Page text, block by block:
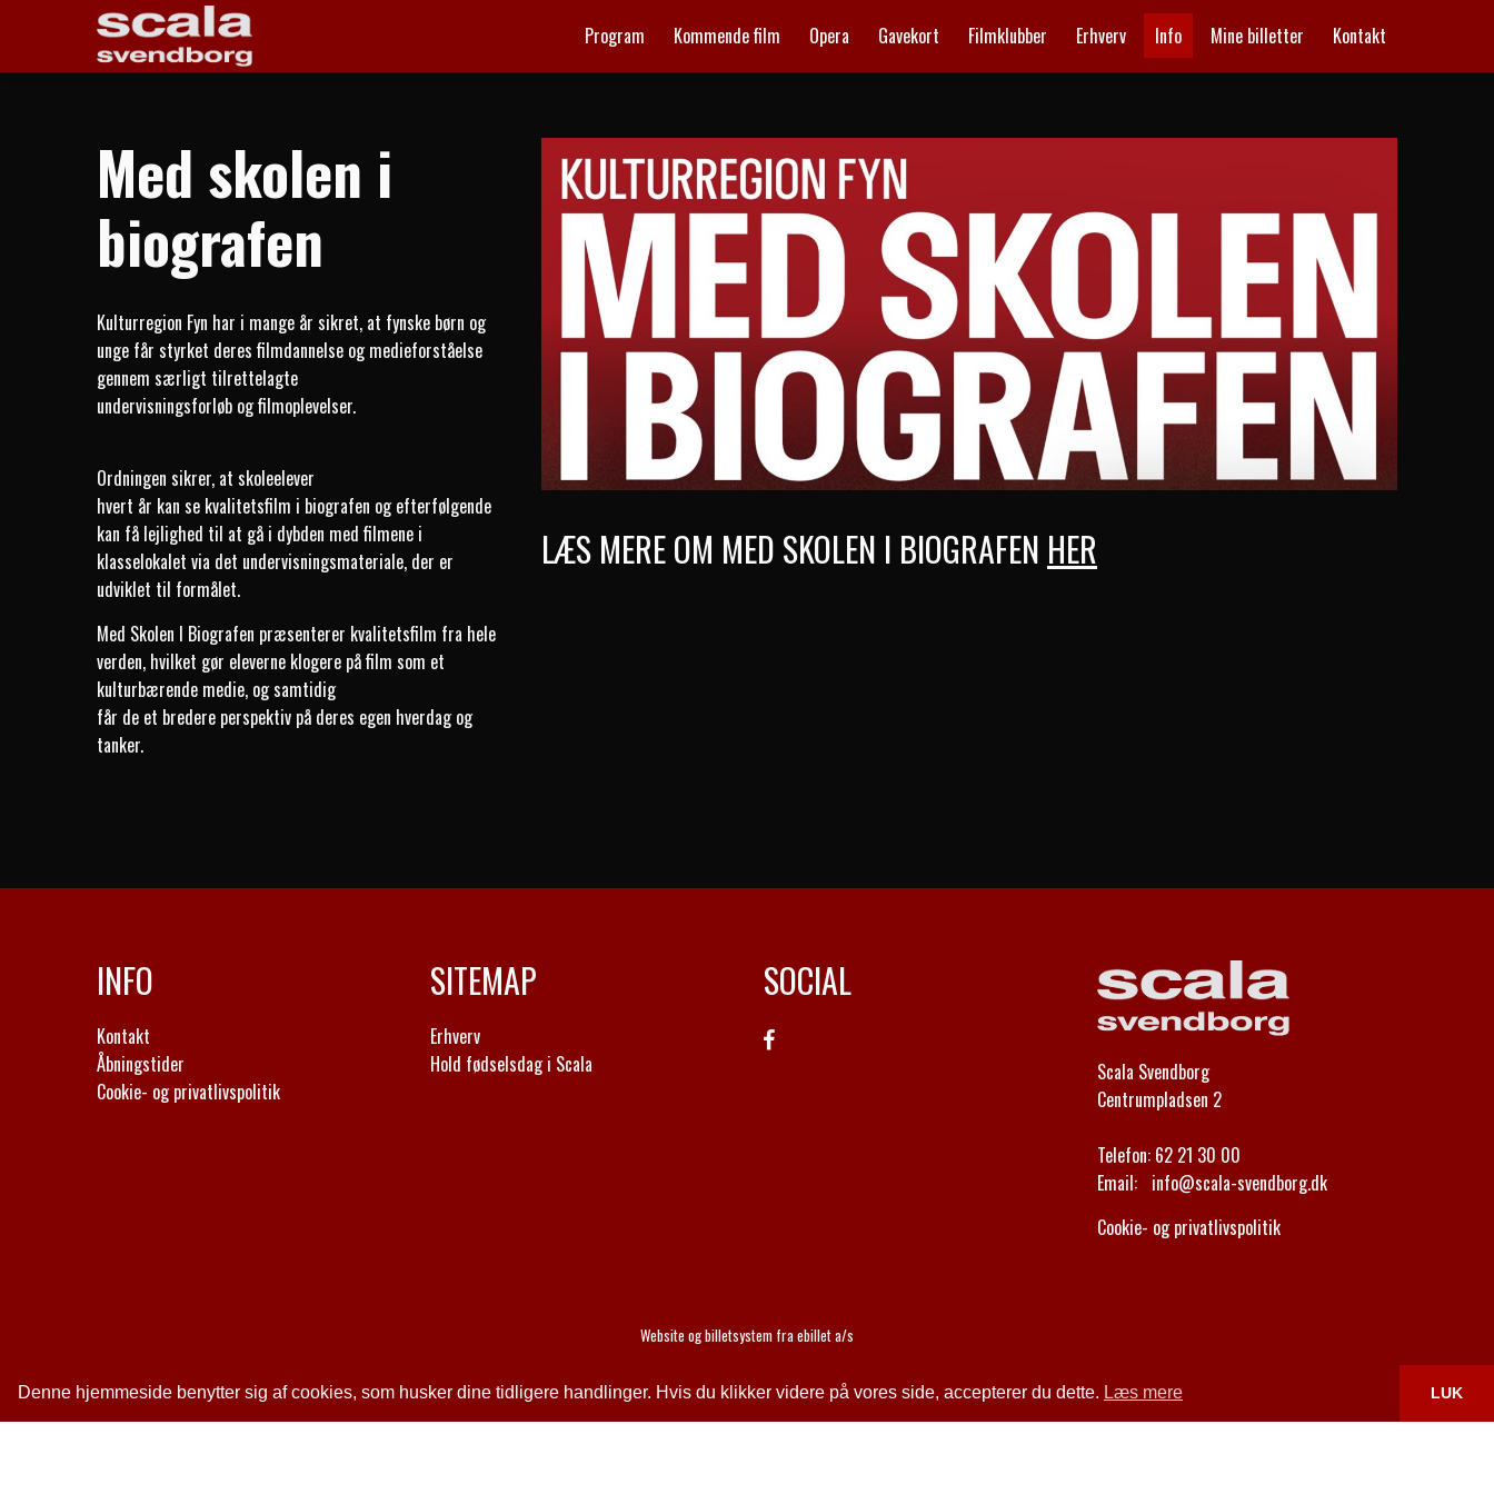
Denne hjemmeside benytter sig af cookies, som husker dine tidligere handlinger. Hvis du klikker videre på vores side, accepterer du dette. Læs mere LUK
Program Kommende film Opera Gavekort Filmklubber Erhverv Info Mine billetter Kontakt
Med skolen i
biografen
Kulturregion Fyn har i mange år sikret, at fynske børn og
unge får styrket deres filmdannelse og medieforståelse
gennem særligt tilrettelagte
undervisningsforløb og filmoplevelser.
Ordningen sikrer, at skoleelever
hvert år kan se kvalitetsfilm i biografen og efterfølgende
kan få lejlighed til at gå i dybden med filmene i
klasselokalet via det undervisningsmateriale, der er
udviklet til formålet.
Med Skolen I Biografen præsenterer kvalitetsfilm fra hele
verden, hvilket gør eleverne klogere på film som et
kulturbærende medie, og samtidig
får de et bredere perspektiv på deres egen hverdag og
tanker.
LÆS MERE OM MED SKOLEN I BIOGRAFEN HER
INFO
Kontakt
Åbningstider
Cookie- og privatlivspolitik
SITEMAP
Erhverv
Hold fødselsdag i Scala
SOCIAL
Scala Svendborg
Centrumpladsen 2
Telefon: 62 21 30 00
Email: info@scala-svendborg.dk
Cookie- og privatlivspolitik
Website og billetsystem fra ebillet a/s